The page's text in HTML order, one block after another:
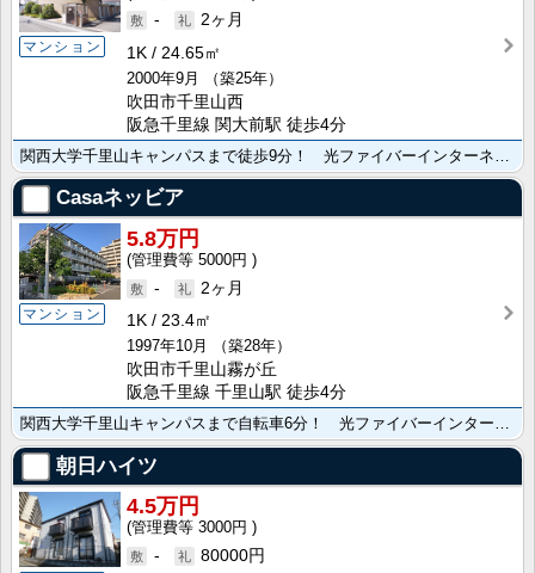
マンション
-
2ヶ月
1K
24.65㎡
2000年9月
（築25年）
吹田市千里山西
阪急千里線 関大前駅 徒歩4分
Casaネッビア
マンション
5.8万円
5000円
-
2ヶ月
1K
23.4㎡
1997年10月
（築28年）
吹田市千里山霧が丘
阪急千里線 千里山駅 徒歩4分
朝日ハイツ
4.5万円
3000円
-
80000円